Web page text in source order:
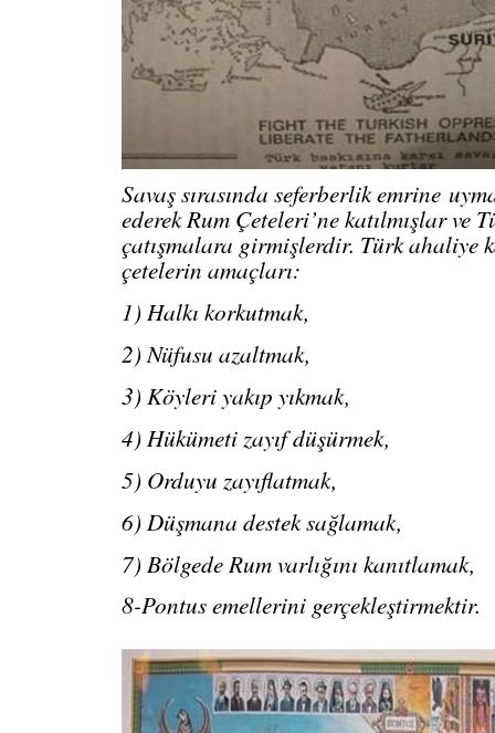
Savaş sırasında seferberlik emrine
ederek Rum Çeteleri’ne katılmışlar ve
çatışmalara girmişlerdir. Türk ahaliye
çetelerin amaçları:
1) Halkı korkutmak,
2) Nüfusu azaltmak,
3) Köyleri yakıp yıkmak,
4) Hükümeti zayıf düşürmek,
5) Orduyu zayıflatmak,
6) Düşmana destek sağlamak,
7) Bölgede Rum varlığını kanıtlamak,
8-Pontus emellerini gerçekleştirmektir.